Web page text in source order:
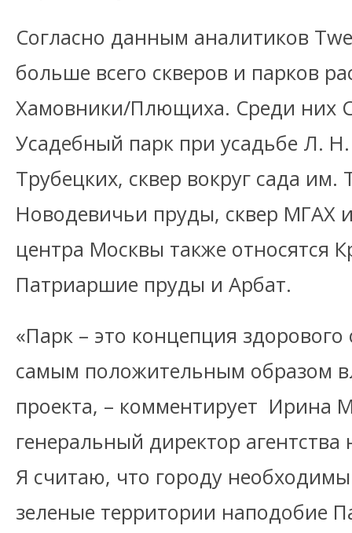
Согласно данным аналитиков
больше всего скверов и парков
Хамовники/Плющиха. Среди них
Усадебный парк при усадьбе Л.
Трубецких, сквер вокруг сада им.
Новодевичьи пруды, сквер МГАХ
центра Москвы также относятся
Патриаршие пруды и Арбат.
«Парк – это концепция
самым положительным образом
проекта, – комментирует Ирина
генеральный директор
Я считаю, что городу
зеленые территории наподобие